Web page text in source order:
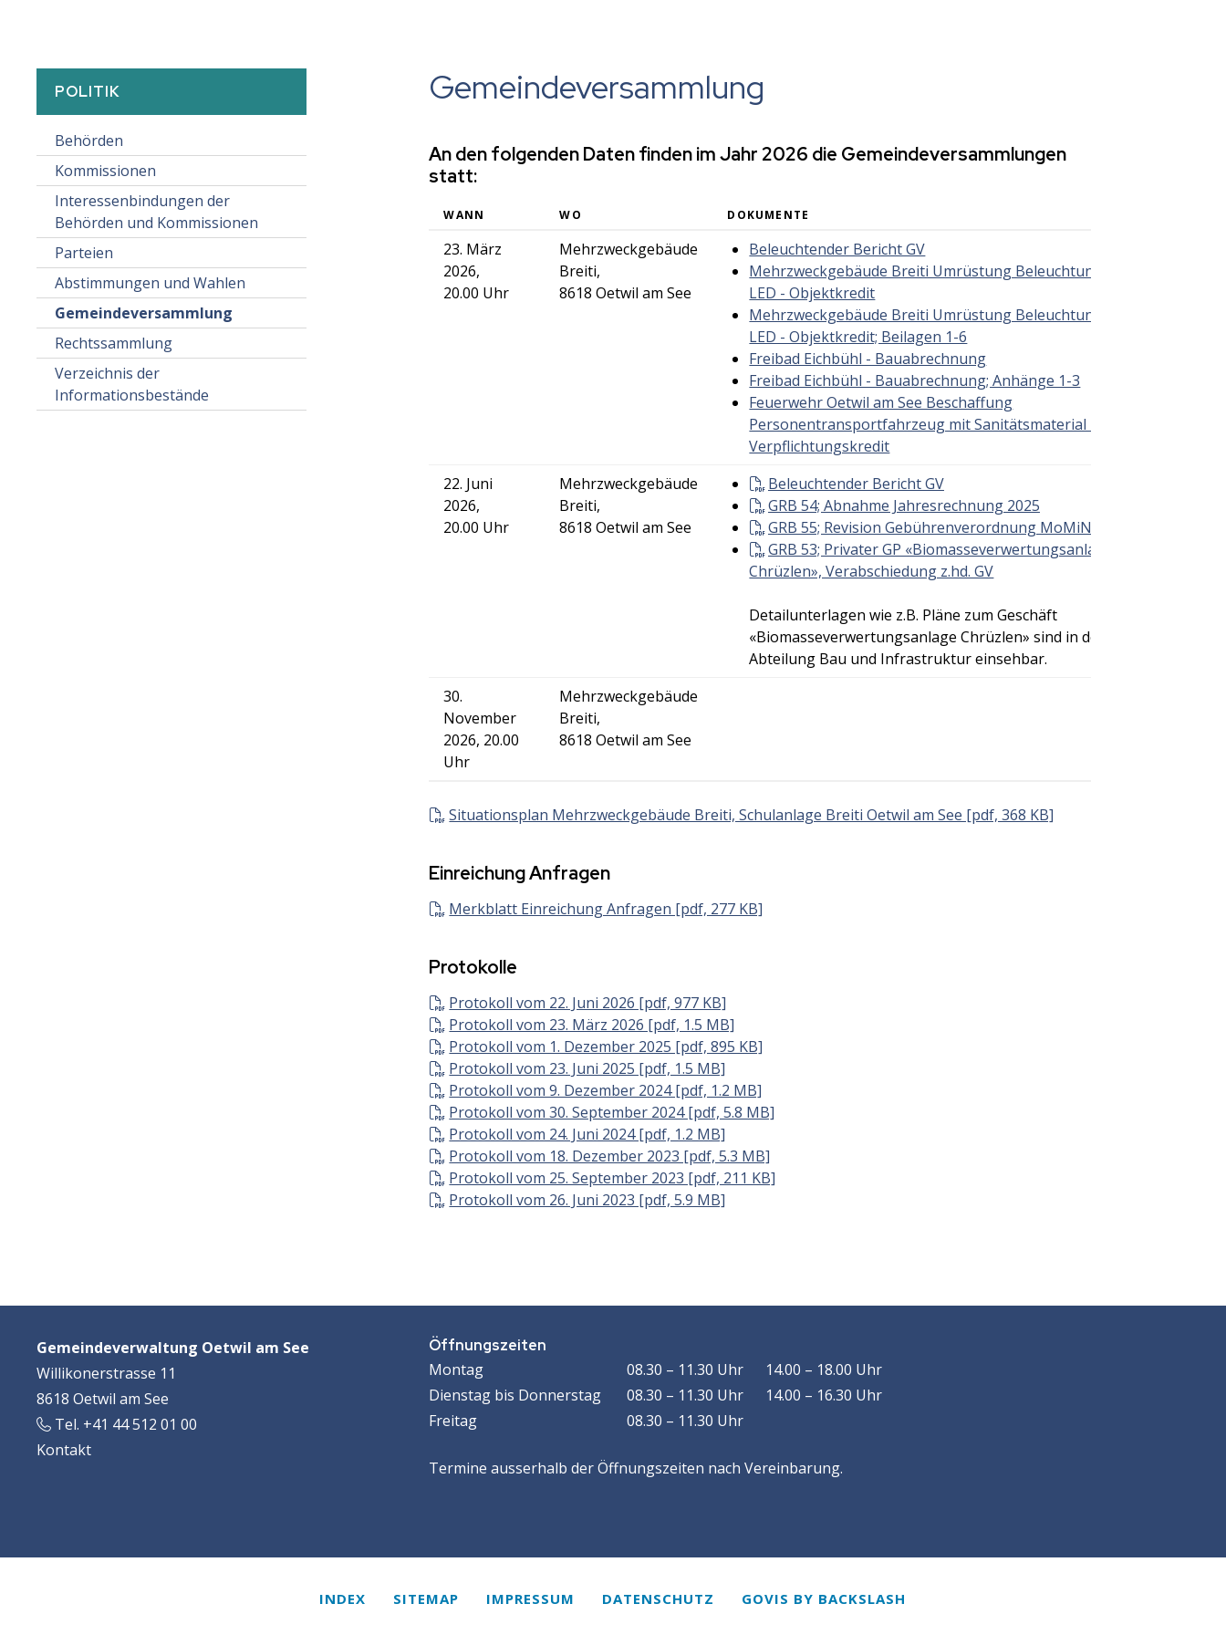
SUBNAVIGATION:
POLITIK
Behörden
Kommissionen
Interessenbindungen der
Behörden und Kommissionen
Parteien
Abstimmungen und Wahlen
Gemeindeversammlung
Rechtssammlung
Verzeichnis der
Informationsbestände
Gemeindeversammlung
An den folgenden Daten finden im Jahr 2026 die Gemeindeversammlungen
statt:
WANN WO DOKUMENTE
23. März
2026,
20.00 Uhr
Mehrzweckgebäude
Breiti,
8618 Oetwil am See
Beleuchtender Bericht GV
Mehrzweckgebäude Breiti Umrüstung Beleuchtung auf
LED - Objektkredit
Mehrzweckgebäude Breiti Umrüstung Beleuchtung auf
LED - Objektkredit; Beilagen 1-6
Freibad Eichbühl - Bauabrechnung
Freibad Eichbühl - Bauabrechnung; Anhänge 1-3
Feuerwehr Oetwil am See Beschaffung
Personentransportfahrzeug mit Sanitätsmaterial -
Verpflichtungskredit
22. Juni
2026,
20.00 Uhr
Mehrzweckgebäude
Breiti,
8618 Oetwil am See
Beleuchtender Bericht GV
GRB 54; Abnahme Jahresrechnung 2025
GRB 55; Revision Gebührenverordnung MoMiNa
GRB 53; Privater GP «Biomasseverwertungsanlage
Chrüzlen», Verabschiedung z.hd. GV
Detailunterlagen wie z.B. Pläne zum Geschäft
«Biomasseverwertungsanlage Chrüzlen» sind in der
Abteilung Bau und Infrastruktur einsehbar.
30.
November
2026, 20.00
Uhr
Mehrzweckgebäude
Breiti,
8618 Oetwil am See
Situationsplan Mehrzweckgebäude Breiti, Schulanlage Breiti Oetwil am See [pdf, 368 KB]
Einreichung Anfragen
Merkblatt Einreichung Anfragen [pdf, 277 KB]
Protokolle
Protokoll vom 22. Juni 2026 [pdf, 977 KB]
Protokoll vom 23. März 2026 [pdf, 1.5 MB]
Protokoll vom 1. Dezember 2025 [pdf, 895 KB]
Protokoll vom 23. Juni 2025 [pdf, 1.5 MB]
Protokoll vom 9. Dezember 2024 [pdf, 1.2 MB]
Protokoll vom 30. September 2024 [pdf, 5.8 MB]
Protokoll vom 24. Juni 2024 [pdf, 1.2 MB]
Protokoll vom 18. Dezember 2023 [pdf, 5.3 MB]
Protokoll vom 25. September 2023 [pdf, 211 KB]
Protokoll vom 26. Juni 2023 [pdf, 5.9 MB]
Footer
Adresse
Gemeindeverwaltung Oetwil am See
Willikonerstrasse 11
8618 Oetwil am See
Tel. +41 44 512 01 00
Kontakt
Öffnungszeiten
Öffnungszeiten
WOCHENTAG MACHMITTAG
Montag 08.30 – 11.30 Uhr
14.00 – 18.00 Uhr
Dienstag bis Donnerstag 08.30 – 11.30 Uhr
14.00 – 16.30 Uhr
Freitag 08.30 – 11.30 Uhr
Termine ausserhalb der Öffnungszeiten nach Vereinbarung.
INDEX SITEMAP IMPRESSUM DATENSCHUTZ GOVIS BY BACKSLASH